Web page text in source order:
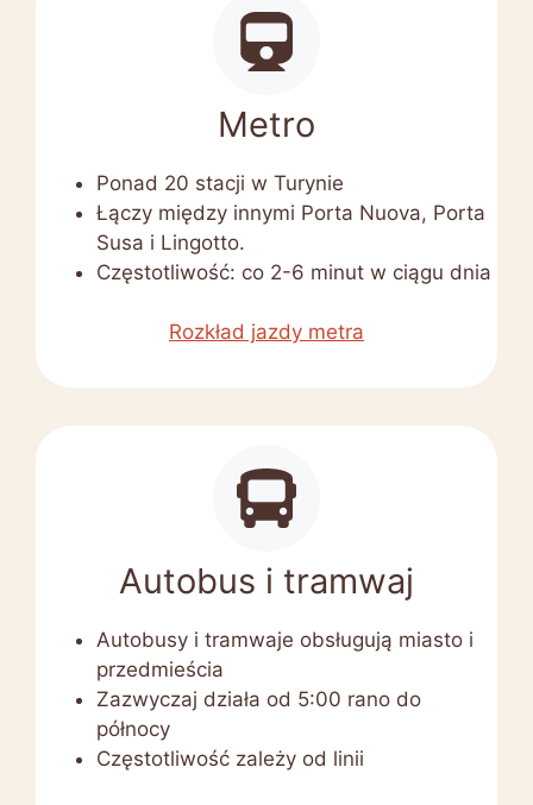
Metro
Ponad 20 stacji w Turynie
Łączy między innymi Porta Nuova, Porta
Susa i Lingotto.
Częstotliwość: co 2-6 minut w ciągu dnia
Rozkład jazdy metra
Autobus i tramwaj
Autobusy i tramwaje obsługują miasto i
przedmieścia
Zazwyczaj działa od 5:00 rano do
północy
Częstotliwość zależy od linii